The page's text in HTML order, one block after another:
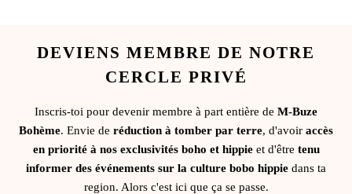
DEVIENS MEMBRE DE NOTRE
CERCLE PRIVÉ
Inscris-toi pour devenir membre à part entière de M-Buze
Bohème. Envie de réduction à tomber par terre, d'avoir accès
en priorité à nos exclusivités boho et hippieet d'être tenu
informer des événements sur la culture bobo hippie dans ta
region. Alors c'est ici que ça se passe.